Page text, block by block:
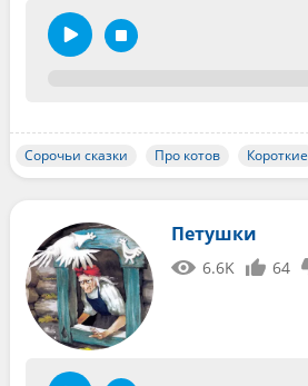
Сорочьи сказки Про котов Короткие
Петушки
6.6K 64